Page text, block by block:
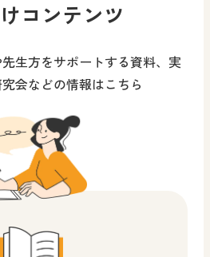
者向け
と
図工を愛するすべての人に
小学校 図画工作
コンテンツ
生方をサポートする資料、実
会などの情報はこちら